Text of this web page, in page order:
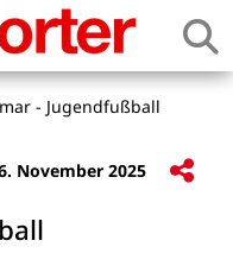
- Jugendfußball
November 2025